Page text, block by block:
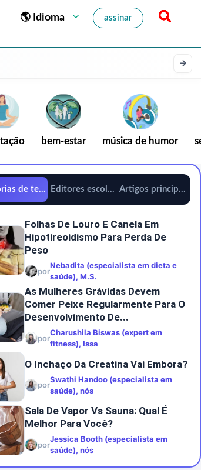
🌎 Idioma assinar
bem-estar música de humor
de tendênciasEditores escolhemArtigos principais
Folhas De Louro E Canela Em
Hipotireoidismo Para Perda De
Peso
por
Nebadita (especialista em dieta e
saúde), M.S.
As Mulheres Grávidas Devem
Comer Peixe Regularmente Para O
Desenvolvimento De...
por
Charushila Biswas (expert em
fitness), Issa
O Inchaço Da Creatina Vai Embora?
por
Swathi Handoo (especialista em
saúde), nós
Sala De Vapor Vs Sauna: Qual É
Melhor Para Você?
por
Jessica Booth (especialista em
saúde), nós